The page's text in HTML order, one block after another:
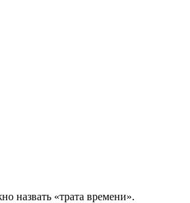
назвать «трата времени».